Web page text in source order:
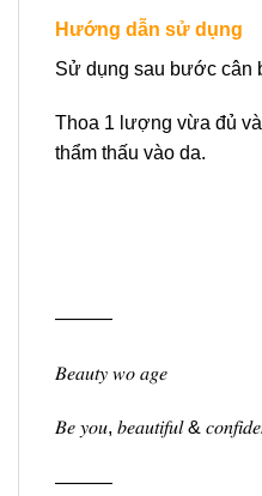
Hướng dẫn sử dụng
Sử dụng sau bước cân
Thoa 1 lượng vừa đủ
thẩm thấu vào da.
———
𝐵𝑒𝑎𝑢𝑡𝑦 𝑤𝑜 𝑎𝑔𝑒
𝐵𝑒 𝑦𝑜𝑢, 𝑏𝑒𝑎𝑢𝑡𝑖𝑓𝑢𝑙 &
———